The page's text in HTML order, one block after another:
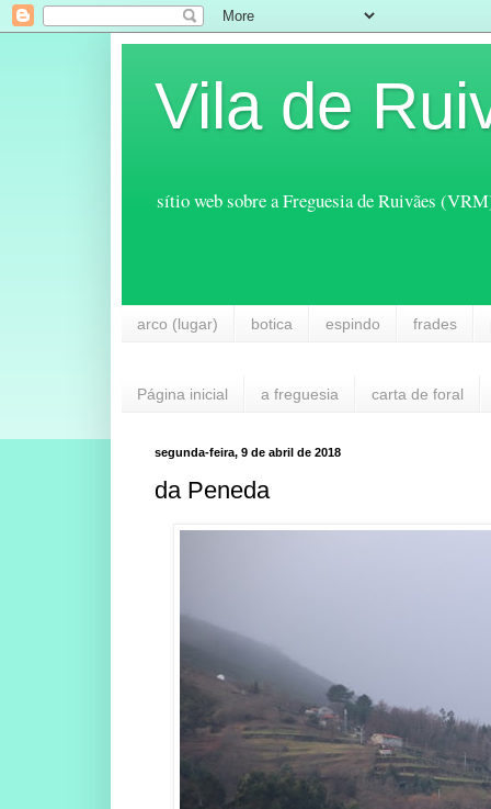
Vila de
sítio web sobre a Freguesia de Ruivães
arco (lugar) botica espindo frades
Página inicial a freguesia carta de foral
segunda-feira, 9 de abril de 2018
da Peneda